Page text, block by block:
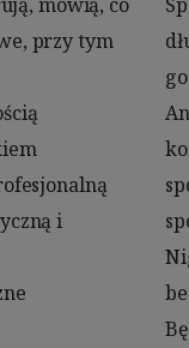
przy tym
i
– o polityce,
się żegnał,